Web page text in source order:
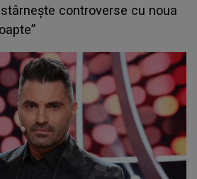
controverse cu noua